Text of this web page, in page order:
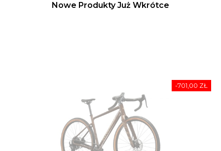
Nowe Produkty Już Wkrótce
-701,00 ZŁ